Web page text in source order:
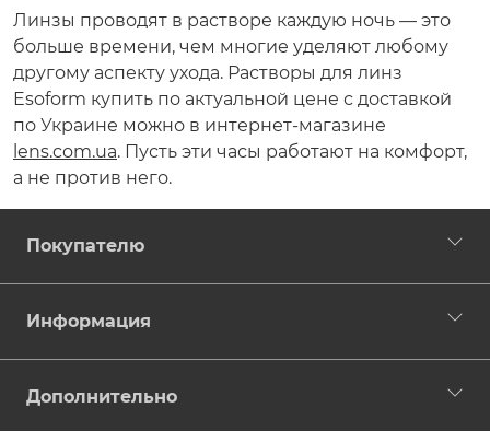
Линзы проводят в растворе каждую ночь — это
больше времени, чем многие уделяют любому
другому аспекту ухода. Растворы для линз
Esoform купить по актуальной цене с доставкой
по Украине можно в интернет-магазине
lens.com.ua. Пусть эти часы работают на комфорт,
а не против него.
Покупателю
Информация
Дополнительно